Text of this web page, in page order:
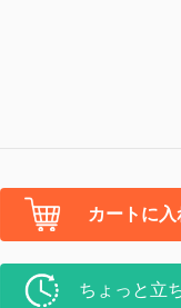
カートに入
ちょっと立